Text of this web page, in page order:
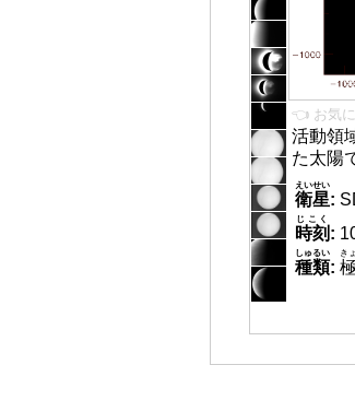
👈 お気
活動領
た太陽
衛星
えいせい
:
時刻
じこく
:
種類
しゅるい
:
き